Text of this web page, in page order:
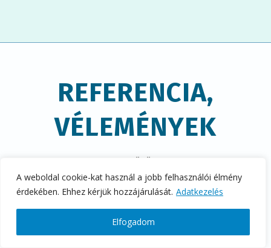
A weboldal cookie-kat használ a jobb felhasználói élmény
érdekében. Ehhez kérjük hozzájárulását. Adatkezelés
Elfogadom
REFERENCIA,
VÉLEMÉNYEK
Lapozzon bele az előző kiadványunkba!
(Görgesse!)